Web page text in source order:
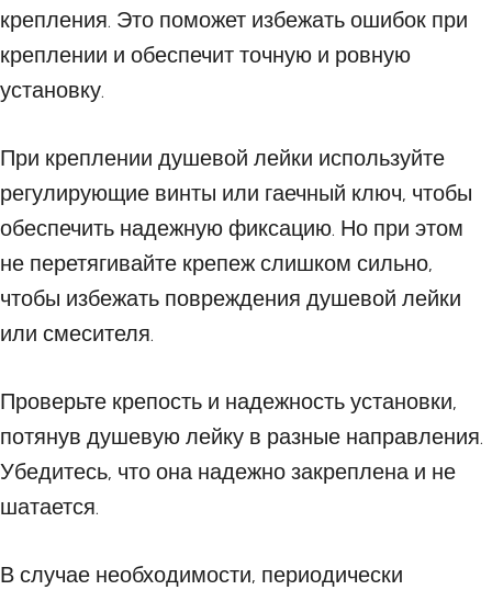
крепления. Это поможет избежать ошибок при
креплении и обеспечит точную и ровную
установку.
При креплении душевой лейки используйте
регулирующие винты или гаечный ключ, чтобы
обеспечить надежную фиксацию. Но при этом
не перетягивайте крепеж слишком сильно,
чтобы избежать повреждения душевой лейки
или смесителя.
Проверьте крепость и надежность установки,
потянув душевую лейку в разные направления.
Убедитесь, что она надежно закреплена и не
шатается.
В случае необходимости, периодически